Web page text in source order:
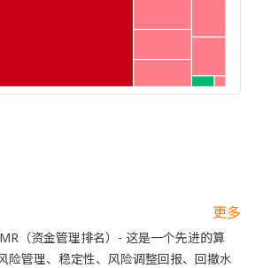
更多
（资金管理排名）- 这是一个先进的算
险管理、稳定性、风险调整回报、回撤水